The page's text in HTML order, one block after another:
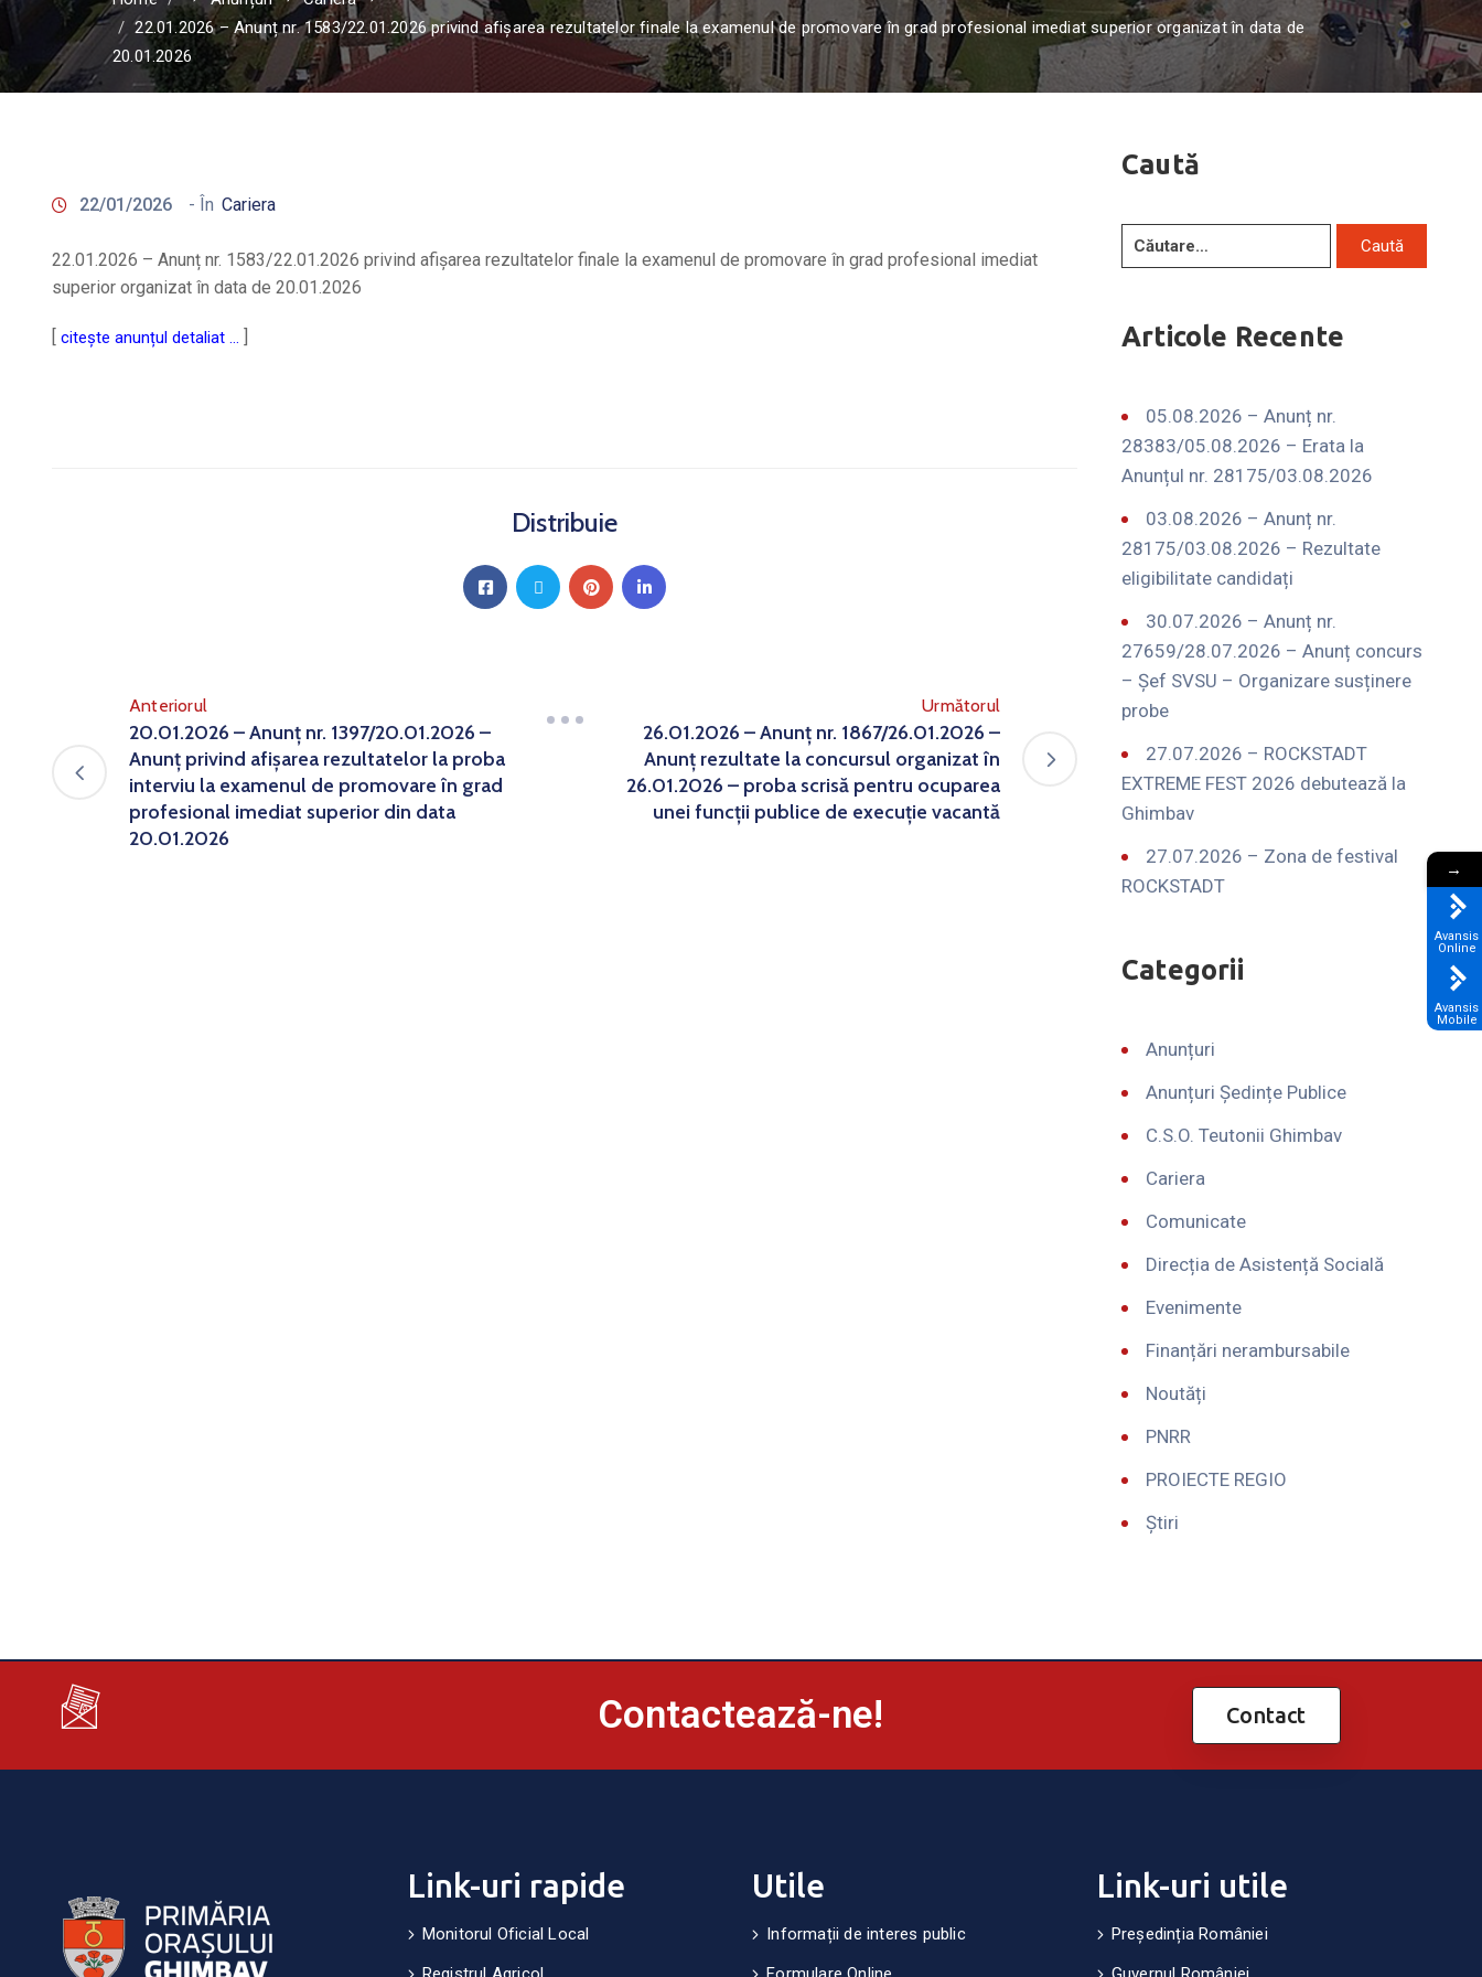
22.01.2026 – Anunț nr. 1583/22.01.2026 privind afișarea rezultatelor finale la examenul de promovare în grad profesional imediat superior organizat în data de
20.01.2026
22/01/2026 - În Cariera
22.01.2026 – Anunț nr. 1583/22.01.2026 privind afișarea rezultatelor finale la examenul de promovare în grad profesional imediat
superior organizat în data de 20.01.2026
[ citește anunțul detaliat … ]
Distribuie
Anteriorul
20.01.2026 – Anunț nr. 1397/20.01.2026 –
Anunț privind afișarea rezultatelor la proba
interviu la examenul de promovare în grad
profesional imediat superior din data
20.01.2026
Următorul
26.01.2026 – Anunț nr. 1867/26.01.2026 –
Anunț rezultate la concursul organizat în
26.01.2026 – proba scrisă pentru ocuparea
unei funcții publice de execuție vacantă
Caută
Articole Recente
05.08.2026 – Anunț nr.
28383/05.08.2026 – Erata la
Anunțul nr. 28175/03.08.2026
03.08.2026 – Anunț nr.
28175/03.08.2026 – Rezultate
eligibilitate candidați
30.07.2026 – Anunț nr.
27659/28.07.2026 – Anunț concurs
– Șef SVSU – Organizare susținere
probe
27.07.2026 – ROCKSTADT
EXTREME FEST 2026 debutează la
Ghimbav
27.07.2026 – Zona de festival
ROCKSTADT
Categorii
Anunțuri
Anunțuri Ședințe Publice
C.S.O. Teutonii Ghimbav
Cariera
Comunicate
Direcția de Asistență Socială
Evenimente
Finanțări nerambursabile
Noutăți
PNRR
PROIECTE REGIO
Știri
Contactează-ne! Contact
Link-uri rapide
Monitorul Oficial Local
Utile
Informații de interes public
Link-uri utile
Președinția României
→
Avansis
Online
Avansis
Mobile